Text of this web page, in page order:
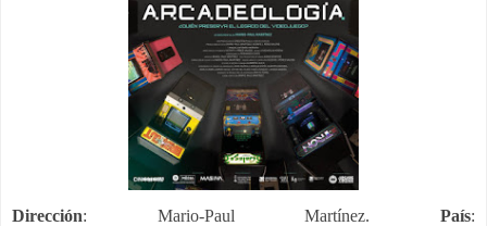
Dirección: Mario-Paul Martínez.País: